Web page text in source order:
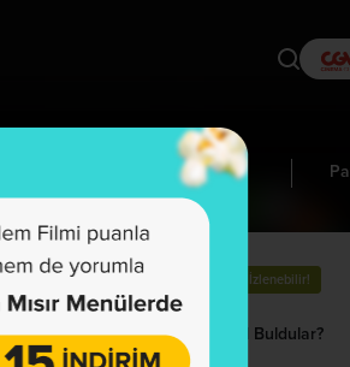
İzlemek İstiyorum
İzlenebilir!
İzleyenler Nasıl Buldular?